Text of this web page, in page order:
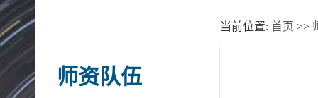
当前位置: 首页 >>
师资队伍